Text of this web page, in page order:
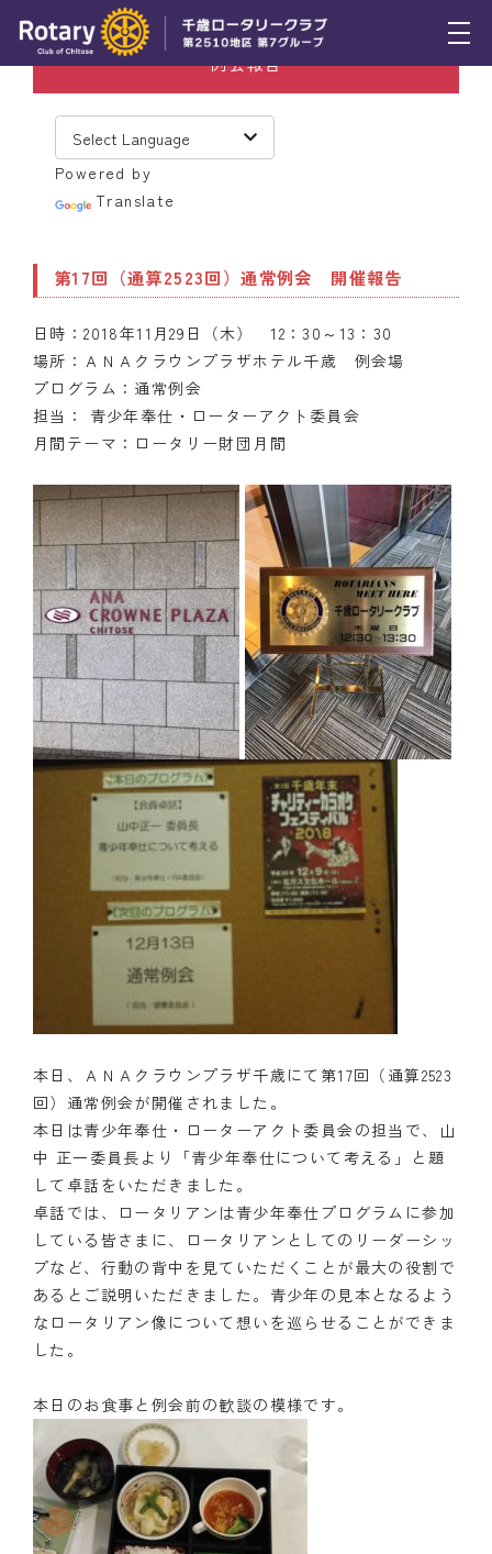
トピックス
例会報告
スケジュール
年間プログラム
木曜会
組織図
クラブのあゆみ
クラブの歴史
歴代会長・幹事
記念誌
案内
例会場・事務局の案内
入会のご案内
例会報告
Powered by
Translate
第17回（通算2523回）通常例会 開催報告
日時：2018年11月29日（木） 12：30～13：30
場所：ＡＮＡクラウンプラザホテル千歳 例会場
プログラム：通常例会
担当： 青少年奉仕・ローターアクト委員会
月間テーマ：ロータリー財団月間
本日、ＡＮＡクラウンプラザ千歳にて第17回（通算2523
回）通常例会が開催されました。
本日は青少年奉仕・ローターアクト委員会の担当で、山
中 正一委員長より「青少年奉仕について考える」と題
して卓話をいただきました。
卓話では、ロータリアンは青少年奉仕プログラムに参加
している皆さまに、ロータリアンとしてのリーダーシッ
プなど、行動の背中を見ていただくことが最大の役割で
あるとご説明いただきました。青少年の見本となるよう
なロータリアン像について想いを巡らせることができま
した。
本日のお食事と例会前の歓談の模様です。